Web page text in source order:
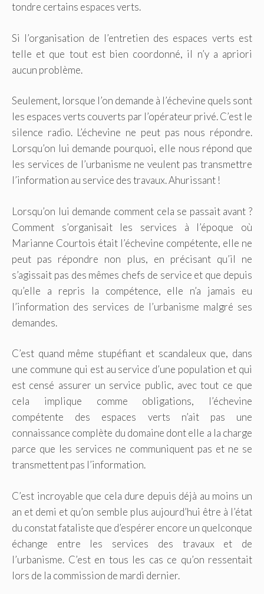
tondre certains espaces verts.
Si l’organisation de l’entretien des espaces verts est
telle et que tout est bien coordonné, il n’y a apriori
aucun problème.
Seulement, lorsque l’on demande à l’échevine quels sont
les espaces verts couverts par l’opérateur privé. C’est le
silence radio. L’échevine ne peut pas nous répondre.
Lorsqu’on lui demande pourquoi, elle nous répond que
les services de l’urbanisme ne veulent pas transmettre
l’information au service des travaux. Ahurissant !
Lorsqu’on lui demande comment cela se passait avant ?
Comment s’organisait les services à l’époque où
Marianne Courtois était l’échevine compétente, elle ne
peut pas répondre non plus, en précisant qu’il ne
s’agissait pas des mêmes chefs de service et que depuis
qu’elle a repris la compétence, elle n’a jamais eu
l’information des services de l’urbanisme malgré ses
demandes.
C’est quand même stupéfiant et scandaleux que, dans
une commune qui est au service d’une population et qui
est censé assurer un service public, avec tout ce que
cela implique comme obligations, l’échevine
compétente des espaces verts n’ait pas une
connaissance complète du domaine dont elle a la charge
parce que les services ne communiquent pas et ne se
transmettent pas l’information.
C’est incroyable que cela dure depuis déjà au moins un
an et demi et qu’on semble plus aujourd’hui être à l’état
du constat fataliste que d’espérer encore un quelconque
échange entre les services des travaux et de
l’urbanisme. C’est en tous les cas ce qu’on ressentait
lors de la commission de mardi dernier.